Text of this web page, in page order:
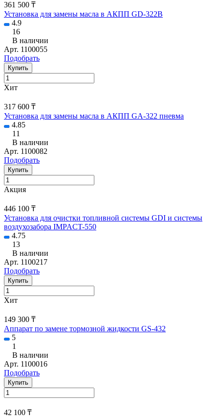
361 500 ₸
Установка для замены масла в АКПП GD-322B
4.9
16
В наличии
Арт. 1100055
Подобрать
Купить
Хит
317 600 ₸
Установка для замены масла в АКПП GA-322 пневма
4.85
11
В наличии
Арт. 1100082
Подобрать
Купить
Акция
446 100 ₸
Установка для очистки топливной системы GDI и системы
воздухозабора IMPACT-550
4.75
13
В наличии
Арт. 1100217
Подобрать
Купить
Хит
149 300 ₸
Аппарат по замене тормозной жидкости GS-432
5
1
В наличии
Арт. 1100016
Подобрать
Купить
42 100 ₸